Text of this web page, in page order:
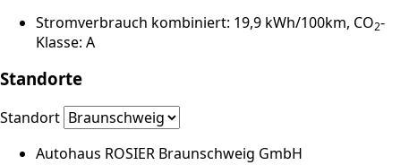
Stromverbrauch kombiniert: 19,9 kWh/100km, CO2-
Klasse: A
Standorte
Standort
Autohaus ROSIER Braunschweig GmbH